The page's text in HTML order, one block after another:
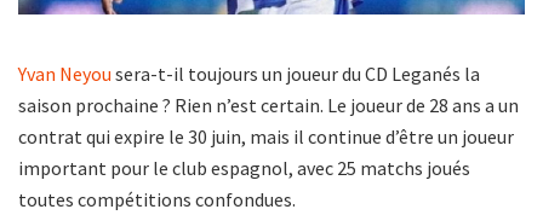
Yvan Neyou sera-t-il toujours un joueur du CD Leganés la
saison prochaine ? Rien n’est certain. Le joueur de 28 ans a un
contrat qui expire le 30 juin, mais il continue d’être un joueur
important pour le club espagnol, avec 25 matchs joués
toutes compétitions confondues.